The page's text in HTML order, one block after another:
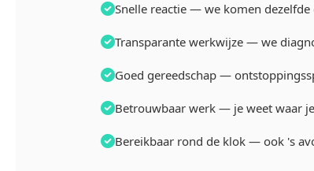
Snelle reactie — we komen
Transparante werkwijze — we
Goed gereedschap —
Betrouwbaar werk — je weet waar
Bereikbaar rond de klok — ook 's